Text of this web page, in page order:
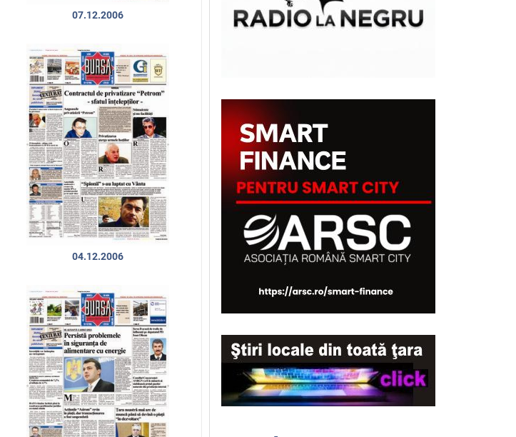
07.12.2006
04.12.2006